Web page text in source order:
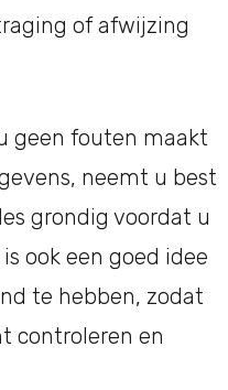
of afwijzing
geen fouten maakt
neemt u best
grondig voordat u
ook een goed idee
te hebben, zodat
controleren en